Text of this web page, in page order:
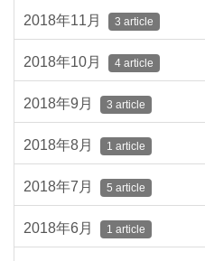
2018年11月 3 article
2018年10月 4 article
2018年9月 3 article
2018年8月 1 article
2018年7月 5 article
2018年6月 1 article